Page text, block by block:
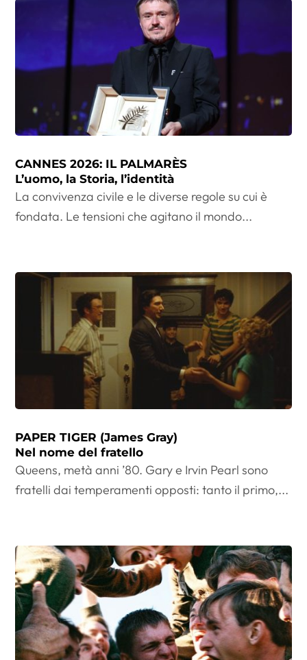
CANNES 2026: IL PALMARÈS
L’uomo, la Storia, l’identità
La convivenza civile e le diverse regole su cui è
fondata. Le tensioni che agitano il mondo...
PAPER TIGER (James Gray)
Nel nome del fratello
Queens, metà anni ’80. Gary e Irvin Pearl sono
fratelli dai temperamenti opposti: tanto il primo,...